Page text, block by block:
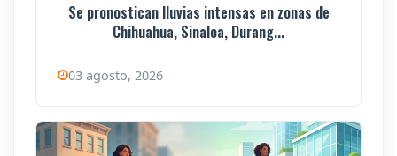
Se pronostican lluvias intensas en zonas de
Chihuahua, Sinaloa, Durang...
03 agosto, 2026